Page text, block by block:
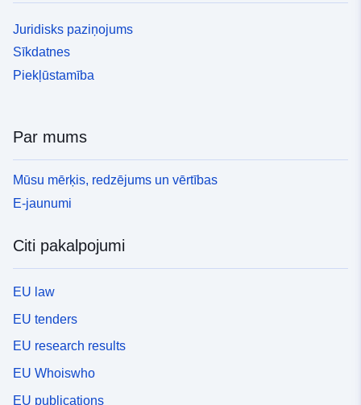
Juridisks paziņojums
Sīkdatnes
Piekļūstamība
Par mums
Mūsu mērķis, redzējums un vērtības
E-jaunumi
Citi pakalpojumi
EU law
EU tenders
EU research results
EU Whoiswho
EU publications